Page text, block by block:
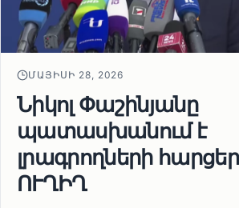
ՄԱՅԻՍԻ 28, 2026
Նիկոլ Փաշինյանը
պատասխանում է
լրագրողների
ՈՒՂԻՂ